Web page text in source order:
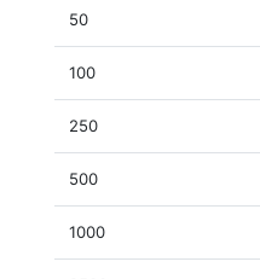
50
100
250
500
1000